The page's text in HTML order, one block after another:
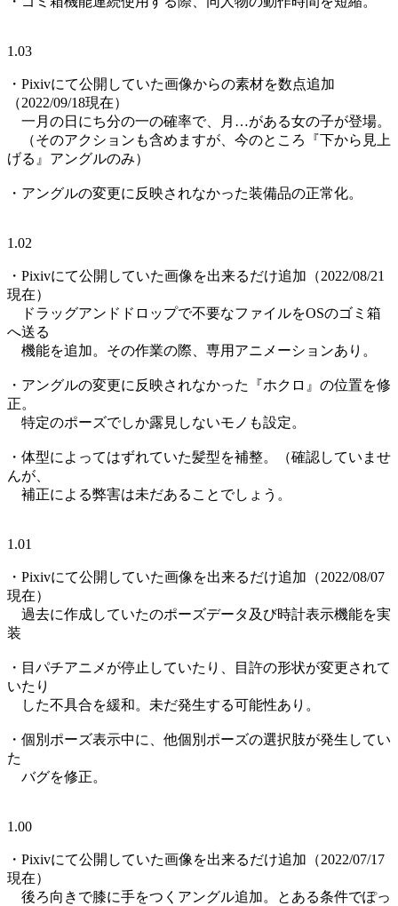
1.03
・Pixivにて公開していた画像からの素材を数点追加
（2022/09/18現在）
一月の日にち分の一の確率で、月…がある女の子が登場。
（そのアクションも含めますが、今のところ『下から見上
げる』アングルのみ）
・アングルの変更に反映されなかった装備品の正常化。
1.02
・Pixivにて公開していた画像を出来るだけ追加（2022/08/21
現在）
ドラッグアンドドロップで不要なファイルをOSのゴミ箱
へ送る
機能を追加。その作業の際、専用アニメーションあり。
・アングルの変更に反映されなかった『ホクロ』の位置を修
正。
特定のポーズでしか露見しないモノも設定。
・体型によってはずれていた髪型を補整。（確認していませ
んが、
補正による弊害は未だあることでしょう。
1.01
・Pixivにて公開していた画像を出来るだけ追加（2022/08/07
現在）
過去に作成していたのポーズデータ及び時計表示機能を実
装
・目パチアニメが停止していたり、目許の形状が変更されて
いたり
した不具合を緩和。未だ発生する可能性あり。
・個別ポーズ表示中に、他個別ポーズの選択肢が発生してい
た
バグを修正。
1.00
・Pixivにて公開していた画像を出来るだけ追加（2022/07/17
現在）
後ろ向きで膝に手をつくアングル追加。とある条件でぽっ